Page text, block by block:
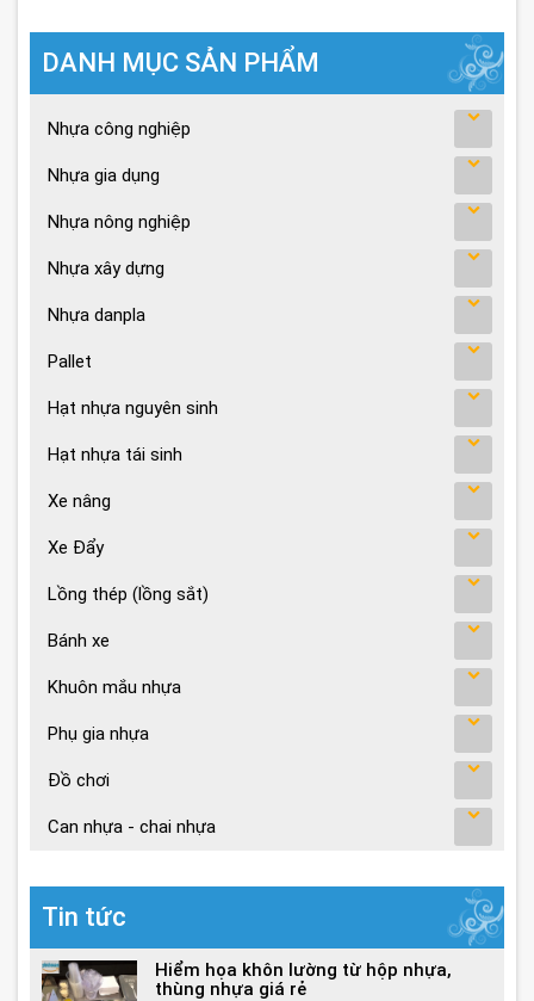
DANH MỤC SẢN PHẨM
Nhựa công nghiệp
Nhựa gia dụng
Nhựa nông nghiệp
Nhựa xây dựng
Nhựa danpla
Pallet
Hạt nhựa nguyên sinh
Hạt nhựa tái sinh
Xe nâng
Xe Đẩy
Lồng thép (lồng sắt)
Bánh xe
Khuôn mắu nhựa
Phụ gia nhựa
Đồ chơi
Can nhựa - chai nhựa
Tin tức
Hiểm họa khôn lường từ hộp nhựa,
thùng nhựa giá rẻ